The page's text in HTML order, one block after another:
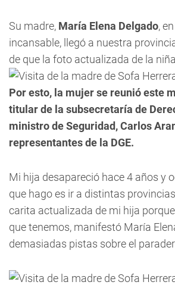
Su madre, María Elena Delgado,
incansable, llegó a nuestra
de que la foto actualizada de la
Por esto, la mujer se reunió este
titular de la subsecretaría de
ministro de Seguridad, Carlos
representantes de la DGE.
Mi hija desapareció hace 4 años y
que hago es ir a distintas
carita actualizada de mi hija
que tenemos, manifestó María
demasiadas pistas sobre el